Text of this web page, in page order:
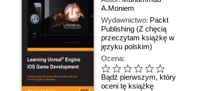
A.Moniem
Wydawnictwo: Packt
Publishing (Z chęcią
przeczytam książkę w
języku polskim)
Ocena:
Bądź pierwszym, który
oceni tę książkę